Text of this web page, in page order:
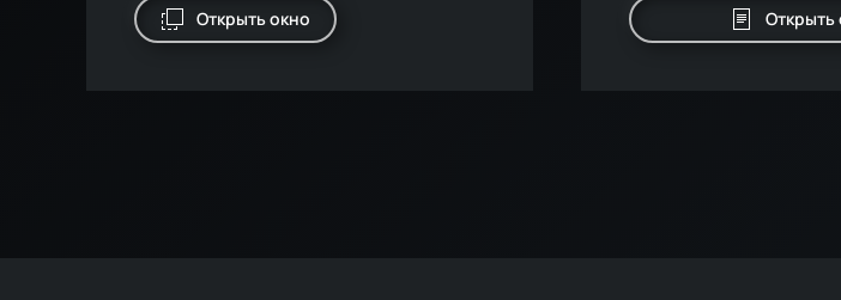
Открыть окно Открыть